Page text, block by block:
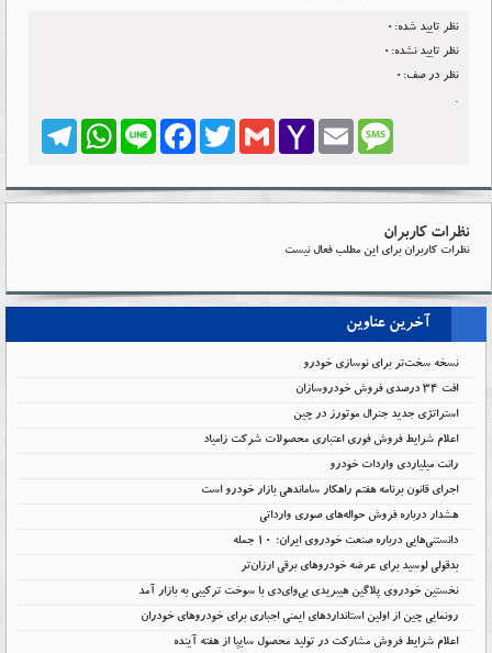
نظر تایید شده:0
نظر تایید نشده:0
نظر در صف:0
TelegramWhatsApp LineFacebook Twitter Gmail
Yahoo
Email Message
نظرات کاربران
نظرات کاربران برای این مطلب فعال نیست
آخرین عناوین
نسخه سخت‌تر برای نوسازی خودرو
افت ۳۴ درصدی فروش خودروسازان
استراتژی جدید جنرال موتورز در چین
اعلام شرایط فروش فوری اعتباری محصولات شرکت زامیاد
رانت میلیاردی واردات خودرو
اجرای قانون برنامه هفتم راهکار ساماندهی بازار خودرو است
هشدار درباره فروش حواله‌های صوری وارداتی
دانستنی‌هایی درباره صنعت خودروی ایران؛ ۱۰ جمله
بدقولی لوسید برای عرضه خودروهای برقی ارزان‌تر
نخستین خودروی پلاگین هیبریدی بی‌وای‌دی با سوخت ترکیبی به بازار آمد
رونمایی چین از اولین استانداردهای ایمنی اجباری برای خودروهای خودران
اعلام شرایط فروش مشارکت در تولید محصول سایپا از هفته آینده